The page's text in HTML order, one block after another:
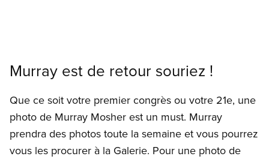
Murray est de retour souriez !
Que ce soit votre premier congrès ou votre 21e, une
photo de Murray Mosher est un must. Murray
prendra des photos toute la semaine et vous pourrez
vous les procurer à la Galerie. Pour une photo de